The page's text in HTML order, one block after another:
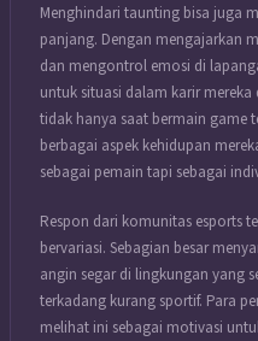
Menghindari taunting bisa juga
panjang. Dengan mengajarkan
dan mengontrol emosi di
untuk situasi dalam karir
tidak hanya saat bermain game
berbagai aspek kehidupan
sebagai pemain tapi sebagai
Respon dari komunitas esports
bervariasi. Sebagian besar
angin segar di lingkungan yang
terkadang kurang sportif. Para
melihat ini sebagai motivasi